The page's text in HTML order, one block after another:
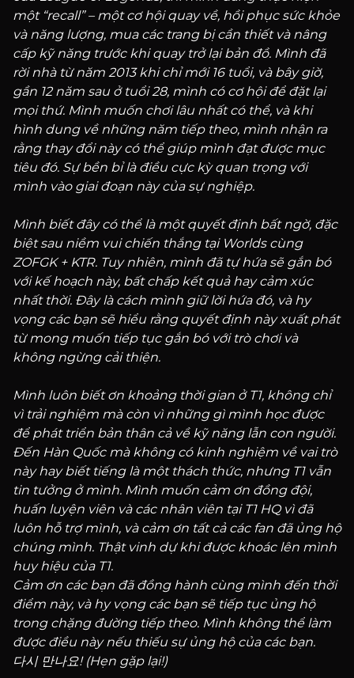
một “recall” – một cơ hội quay về, hồi phục sức khỏe
và năng lượng, mua các trang bị cần thiết và nâng
cấp kỹ năng trước khi quay trở lại bản đồ. Mình đã
rời nhà từ năm 2013 khi chỉ mới 16 tuổi, và bây giờ,
gần 12 năm sau ở tuổi 28, mình có cơ hội để đặt lại
mọi thứ. Mình muốn chơi lâu nhất có thể, và khi
hình dung về những năm tiếp theo, mình nhận ra
rằng thay đổi này có thể giúp mình đạt được mục
tiêu đó. Sự bền bỉ là điều cực kỳ quan trọng với
mình vào giai đoạn này của sự nghiệp.
Mình biết đây có thể là một quyết định bất ngờ, đặc
biệt sau niềm vui chiến thắng tại Worlds cùng
ZOFGK + KTR. Tuy nhiên, mình đã tự hứa sẽ gắn bó
với kế hoạch này, bất chấp kết quả hay cảm xúc
nhất thời. Đây là cách mình giữ lời hứa đó, và hy
vọng các bạn sẽ hiểu rằng quyết định này xuất phát
từ mong muốn tiếp tục gắn bó với trò chơi và
không ngừng cải thiện.
Mình luôn biết ơn khoảng thời gian ở T1, không chỉ
vì trải nghiệm mà còn vì những gì mình học được
để phát triển bản thân cả về kỹ năng lẫn con người.
Đến Hàn Quốc mà không có kinh nghiệm về vai trò
này hay biết tiếng là một thách thức, nhưng T1 vẫn
tin tưởng ở mình. Mình muốn cảm ơn đồng đội,
huấn luyện viên và các nhân viên tại T1 HQ vì đã
luôn hỗ trợ mình, và cảm ơn tất cả các fan đã ủng hộ
chúng mình. Thật vinh dự khi được khoác lên mình
huy hiệu của T1.
Cảm ơn các bạn đã đồng hành cùng mình đến thời
điểm này, và hy vọng các bạn sẽ tiếp tục ủng hộ
trong chặng đường tiếp theo. Mình không thể làm
được điều này nếu thiếu sự ủng hộ của các bạn.
다시 만나요! (Hẹn gặp lại!)